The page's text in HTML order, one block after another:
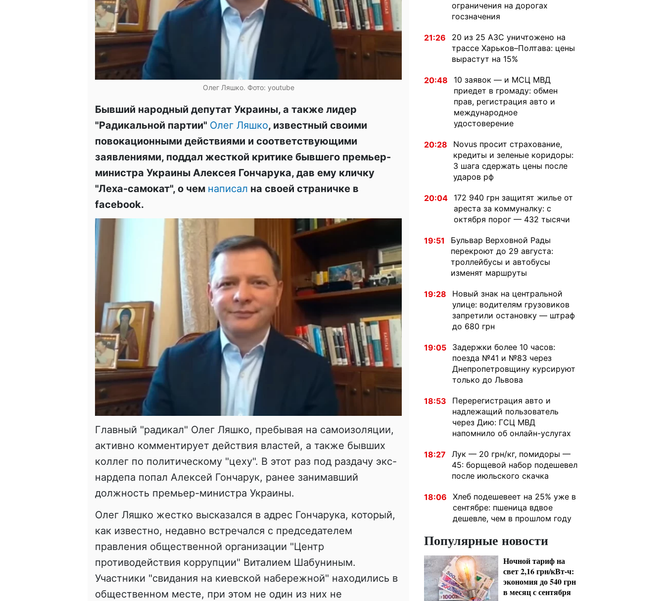
Олег Ляшко. Фото: youtube
Бывший народный депутат Украины, а также лидер
"Радикальной партии" Олег Ляшко, известный своими
повокационными действиями и соответствующими
заявлениями, поддал жесткой критике бывшего премьер-
министра Украины Алексея Гончарука, дав ему кличку
"Леха-самокат", о чем написал на своей страничке в
facebook.
Главный "радикал" Олег Ляшко, пребывая на самоизоляции,
активно комментирует действия властей, а также бывших
коллег по политическому "цеху". В этот раз под раздачу экс-
нардепа попал Алексей Гончарук, ранее занимавший
должность премьер-министра Украины.
Олег Ляшко жестко высказался в адрес Гончарука, который,
как известно, недавно встречался с председателем
правления общественной организации "Центр
противодействия коррупции" Виталием Шабуниным.
Участники "свидания на киевской набережной" находились в
общественном месте, при этом не один из них не
ограничения на дорогах
госзначения
21:26
20 из 25 АЗС уничтожено на
трассе Харьков–Полтава: цены
вырастут на 15%
20:48
10 заявок — и МСЦ МВД
приедет в громаду: обмен
прав, регистрация авто и
международное
удостоверение
20:28
Novus просит страхование,
кредиты и зеленые коридоры:
3 шага сдержать цены после
ударов рф
20:04
172 940 грн защитят жилье от
ареста за коммуналку: с
октября порог — 432 тысячи
19:51
Бульвар Верховной Рады
перекроют до 29 августа:
троллейбусы и автобусы
изменят маршруты
19:28
Новый знак на центральной
улице: водителям грузовиков
запретили остановку — штраф
до 680 грн
19:05
Задержки более 10 часов:
поезда №41 и №83 через
Днепропетровщину курсируют
только до Львова
18:53
Перерегистрация авто и
надлежащий пользователь
через Дию: ГСЦ МВД
напомнило об онлайн-услугах
18:27
Лук — 20 грн/кг, помидоры —
45: борщевой набор подешевел
после июльского скачка
18:06
Хлеб подешевеет на 25% уже в
сентябре: пшеница вдвое
дешевле, чем в прошлом году
Популярные новости
Ночной тариф на
свет 2,16 грн/кВт-ч:
экономия до 540 грн
в месяц с сентября